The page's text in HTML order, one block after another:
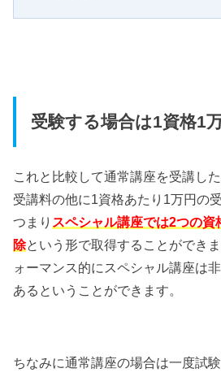
受験する場合は1資格1
これと比較して通常講座を受講し
受講料の他に1資格あたり1万円の
つまり スペシャル講座では2つの
除という形で取得することができ
ォーマンス的にスペシャル講座は
あるということができます。
ちなみに通常講座の場合は一度試